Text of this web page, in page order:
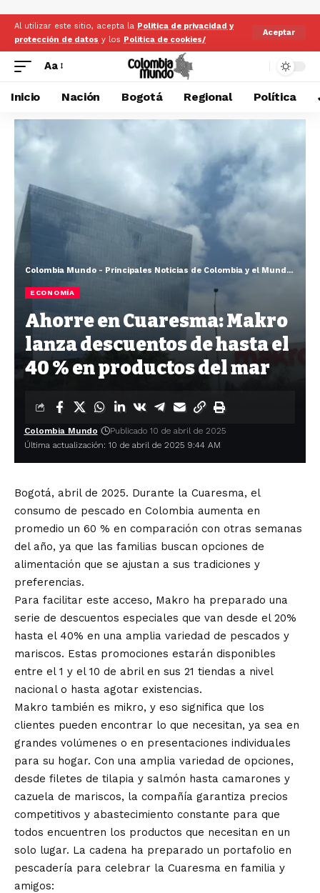
Al utilizar este sitio, acepta la Politica de privacidad y
protección de datos y los Politica de cookies/
Aceptar
Aa
Inicio Nación Bogotá Regional Política
Colombia Mundo - Principales Noticias de Colombia y el Mundo Hoy
ECONOMÍA
Ahorre en Cuaresma: Makro
lanza descuentos de hasta el
40 % en productos del mar
Última actualización: 10 de abril de 2025 9:44 AM
Colombia Mundo Publicado 10 de abril de 2025
Bogotá, abril de 2025. Durante la Cuaresma, el
consumo de pescado en Colombia aumenta en
promedio un 60 % en comparación con otras semanas
del año, ya que las familias buscan opciones de
alimentación que se ajustan a sus tradiciones y
preferencias.
Para facilitar este acceso, Makro ha preparado una
serie de descuentos especiales que van desde el 20%
hasta el 40% en una amplia variedad de pescados y
mariscos. Estas promociones estarán disponibles
entre el 1 y el 10 de abril en sus 21 tiendas a nivel
nacional o hasta agotar existencias.
Makro también es mikro, y eso significa que los
clientes pueden encontrar lo que necesitan, ya sea en
grandes volúmenes o en presentaciones individuales
para su hogar. Con una amplia variedad de opciones,
desde filetes de tilapia y salmón hasta camarones y
cazuela de mariscos, la compañía garantiza precios
competitivos y abastecimiento constante para que
todos encuentren los productos que necesitan en un
solo lugar. La cadena ha preparado un portafolio en
pescadería para celebrar la Cuaresma en familia y
amigos: